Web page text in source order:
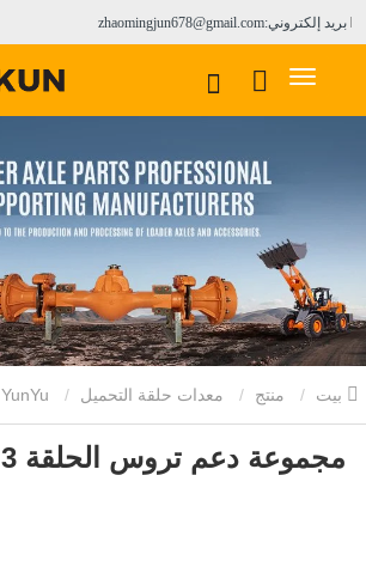
بريد إلكتروني:zhaomingjun678@gmail.com
منتج معدات حلقة التحميل YunYu محمل حلقة والعتاد
مجموعة دعم تروس الحلقة 3 طن
مجموعة دعم تروس الحلقة 3 طن